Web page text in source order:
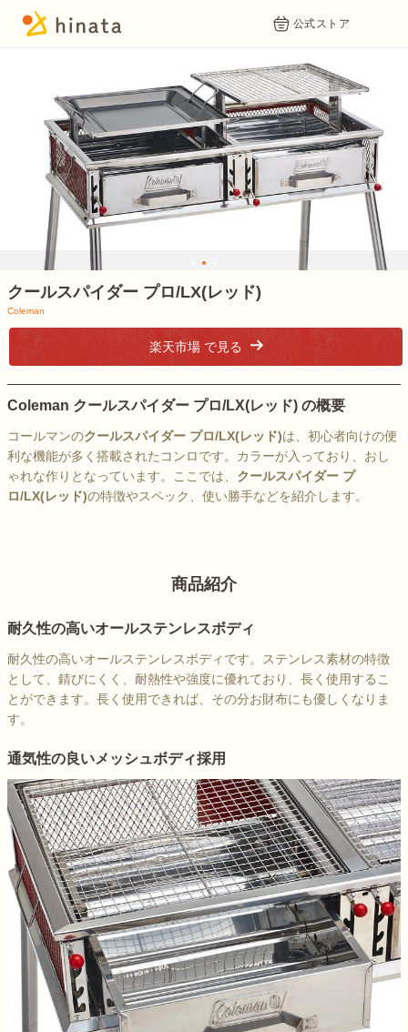
公式ストア
クールスパイダー プロ/LX(レッド)
Coleman
楽天市場 で見る
Coleman クールスパイダー プロ/LX(レッド) の概要
コールマンのクールスパイダー プロ/LX(レッド)は、初心者向けの便
利な機能が多く搭載されたコンロです。カラーが入っており、おし
ゃれな作りとなっています。ここでは、 クールスパイダー プ
ロ/LX(レッド)の特徴やスペック、使い勝手などを紹介します。
商品紹介
耐久性の高いオールステンレスボディ
耐久性の高いオールステンレスボディです。ステンレス素材の特徴
として、錆びにくく、耐熱性や強度に優れており、長く使用するこ
とができます。長く使用できれば、その分お財布にも優しくなりま
す。
通気性の良いメッシュボディ採用